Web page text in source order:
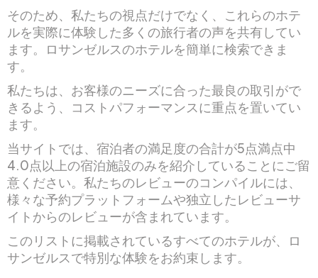
そのため、私たちの視点だけでなく、これらのホテ
ルを実際に体験した多くの旅行者の声を共有してい
ます。ロサンゼルスのホテルを簡単に検索できま
す。
私たちは、お客様のニーズに合った最良の取引がで
きるよう、コストパフォーマンスに重点を置いてい
ます。
当サイトでは、宿泊者の満足度の合計が5点満点中
4.0点以上の宿泊施設のみを紹介していることにご留
意ください。私たちのレビューのコンパイルには、
様々な予約プラットフォームや独立したレビューサ
イトからのレビューが含まれています。
このリストに掲載されているすべてのホテルが、ロ
サンゼルスで特別な体験をお約束します。